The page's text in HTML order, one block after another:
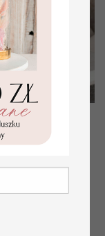
mamy,
w ramce -